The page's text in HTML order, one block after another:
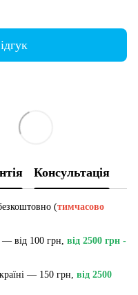
Консультація
(тимчасово
від 100 грн, від 2500 грн -
— 150 грн, від 2500